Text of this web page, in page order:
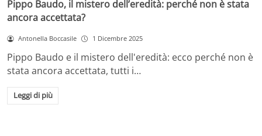
Pippo Baudo, il mistero dell’eredità: perché non è stata
ancora accettata?
Antonella Boccasile 1 Dicembre 2025
Pippo Baudo e il mistero dell'eredità: ecco perché non è
stata ancora accettata, tutti i…
Leggi di più